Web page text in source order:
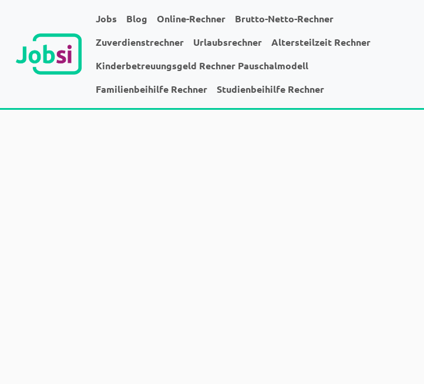
Jobs Blog Online-Rechner
Brutto-Netto-Rechner
Zuverdienstrechner
Urlaubsrechner
Altersteilzeit Rechner
Kinderbetreuungsgeld Rechner Pauschalmodell
Familienbeihilfe Rechner
Studienbeihilfe Rechner